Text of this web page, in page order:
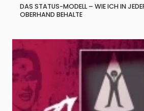
DAS STATUS-MODELL – WIE ICH IN
OBERHAND BEHALTE